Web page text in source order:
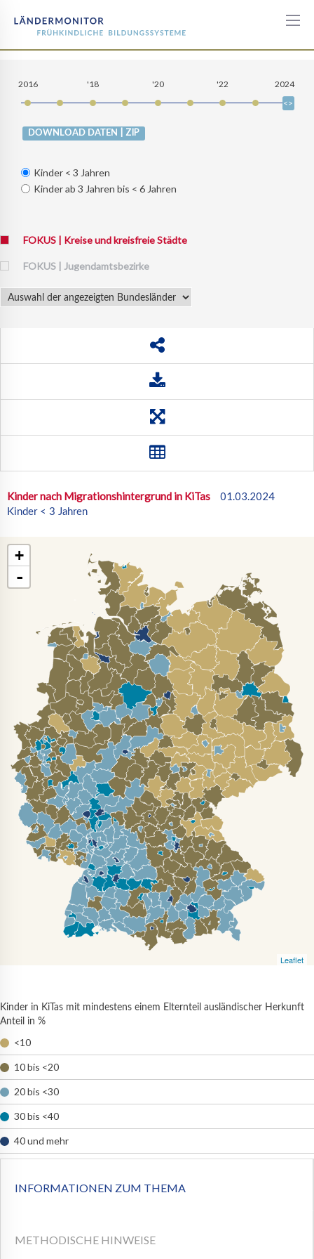
nach
Migrationshintergrund
KiTas
2016 '18 '20 '22 2024
DOWNLOAD DATEN | ZIP
Kinder < 3 Jahren
Kinder ab 3 Jahren bis < 6 Jahren
FOKUS | Kreise und kreisfreie Städte
FOKUS | Jugendamtsbezirke
Kinder nach Migrationshintergrund in KiTas 01.03.2024
Kinder < 3 Jahren
+
-
Leaflet
Kinder in KiTas mit mindestens einem Elternteil ausländischer Herkunft
Anteil in %
<10
10 bis <20
20 bis <30
30 bis <40
40 und mehr
INFORMATIONEN ZUM THEMA
METHODISCHE HINWEISE